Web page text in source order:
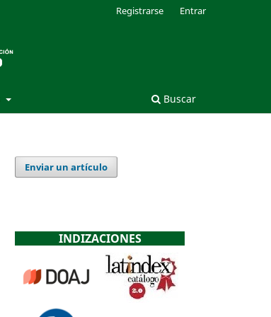
Buscar
Registrarse Entrar
Enviar un artículo
INDIZACIONES